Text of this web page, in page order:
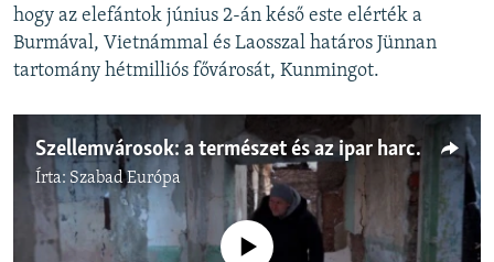
hogy az elefántok június 2-án késő este elérték a
Burmával, Vietnámmal és Laosszal határos Jünnan
tartomány hétmilliós fővárosát, Kunmingot.
Szellemvárosok: a természet és az ipar harca
Írta: Szabad Európa
Jelenleg nincs elérhető tartalom